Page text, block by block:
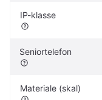
IP-klasse
Seniortelefon
Materiale (skal)